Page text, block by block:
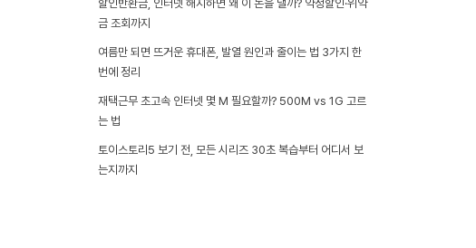
할인반환금, 인터넷 해지하면 왜 이 돈을 낼까? 약정할인·위약
금 조회까지
여름만 되면 뜨거운 휴대폰, 발열 원인과 줄이는 법 3가지 한
번에 정리
재택근무 초고속 인터넷 몇 M 필요할까? 500M vs 1G 고르
는 법
토이스토리5 보기 전, 모든 시리즈 30초 복습부터 어디서 보
는지까지